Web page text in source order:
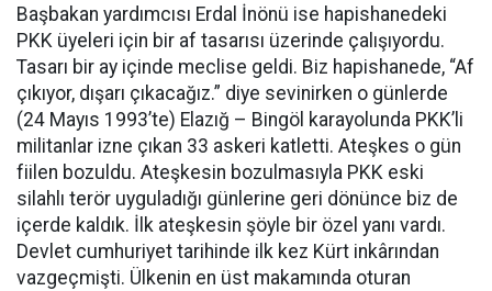
Başbakan yardımcısı Erdal İnönü ise hapishanedeki
PKK üyeleri için bir af tasarısı üzerinde çalışıyordu.
Tasarı bir ay içinde meclise geldi. Biz hapishanede, “Af
çıkıyor, dışarı çıkacağız.” diye sevinirken o günlerde
(24 Mayıs 1993’te) Elazığ – Bingöl karayolunda PKK’li
militanlar izne çıkan 33 askeri katletti. Ateşkes o gün
fiilen bozuldu. Ateşkesin bozulmasıyla PKK eski
silahlı terör uyguladığı günlerine geri dönünce biz de
içerde kaldık. İlk ateşkesin şöyle bir özel yanı vardı.
Devlet cumhuriyet tarihinde ilk kez Kürt inkârından
vazgeçmişti. Ülkenin en üst makamında oturan